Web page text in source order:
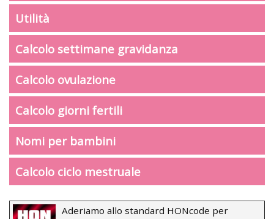
Utilità
Calcolo settimane gravidanza
Calcolo ovulazione
Calcolo giorni fertili
Nomi per bambini
Calcolo ciclo mestruale
Aderiamo allo standard HONcode per